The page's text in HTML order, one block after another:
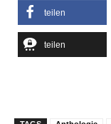
teilen
teilen